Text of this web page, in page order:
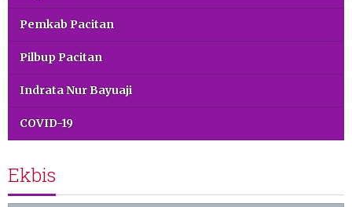
Pemkab Pacitan
Pilbup Pacitan
Indrata Nur Bayuaji
COVID-19
Ekbis